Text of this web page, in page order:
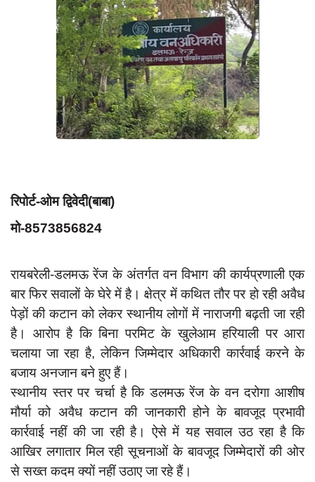
App verify
Covid-19
साक्षात्कार
सामाजिक
latest
प्रशासनिक
दुर्घटना
editors-pick
other
Login
Register
रिपोर्ट-ओम द्विवेदी(बाबा)
मो-8573856824
रायबरेली-डलमऊ रेंज के अंतर्गत वन विभाग की कार्यप्रणाली एक
बार फिर सवालों के घेरे में है। क्षेत्र में कथित तौर पर हो रही अवैध
पेड़ों की कटान को लेकर स्थानीय लोगों में नाराजगी बढ़ती जा रही
है। आरोप है कि बिना परमिट के खुलेआम हरियाली पर आरा
चलाया जा रहा है, लेकिन जिम्मेदार अधिकारी कार्रवाई करने के
बजाय अनजान बने हुए हैं।
स्थानीय स्तर पर चर्चा है कि डलमऊ रेंज के वन दरोगा आशीष
मौर्या को अवैध कटान की जानकारी होने के बावजूद प्रभावी
कार्रवाई नहीं की जा रही है। ऐसे में यह सवाल उठ रहा है कि
आखिर लगातार मिल रही सूचनाओं के बावजूद जिम्मेदारों की ओर
से सख्त कदम क्यों नहीं उठाए जा रहे हैं।